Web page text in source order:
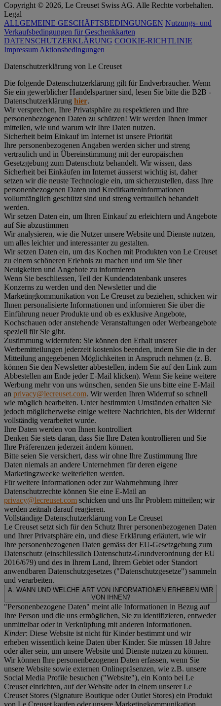
Copyright © 2026, Le Creuset Swiss AG. Alle Rechte vorbehalten.
Legal
ALLGEMEINE GESCHÄFTSBEDINGUNGEN Nutzungs- und
Verkaufsbedingungen für Geschenkkarten
DATENSCHUTZERKLÄRUNG COOKIE-RICHTLINIE
Impressum Aktionsbedingungen
Datenschutz­erklärung von Le Creuset
Die folgende Datenschutzerklärung gilt für Endverbraucher. Wenn
Sie ein gewerblicher Handelspartner sind, lesen Sie bitte die B2B -
Datenschutzerklärung hier.
Wir versprechen, Ihre Privatsphäre zu respektieren und Ihre
personenbezogenen Daten zu schützen! Wir werden Ihnen immer
mitteilen, wie und warum wir Ihre Daten nutzen.
Sicherheit beim Einkauf im Internet ist unsere Priorität
Ihre personenbezogenen Angaben werden sicher und streng
vertraulich und in Übereinstimmung mit der europäischen
Gesetzgebung zum Datenschutz behandelt. Wir wissen, dass
Sicherheit bei Einkäufen im Internet äusserst wichtig ist, daher
setzen wir die neuste Technologie ein, um sicherzustellen, dass Ihre
personenbezogenen Daten und Kreditkarteninformationen
vollumfänglich geschützt sind und streng vertraulich behandelt
werden.
Wir setzen Daten ein, um Ihren Einkauf zu erleichtern und Angebote
auf Sie abzustimmen
Wir analysieren, wie die Nutzer unsere Website und Dienste nutzen,
um alles leichter und interessanter zu gestalten.
Wir setzen Daten ein, um das Kochen mit Produkten von Le Creuset
zu einem schöneren Erlebnis zu machen und um Sie über
Neuigkeiten und Angebote zu informieren
Wenn Sie beschliessen, Teil der Kundendatenbank unseres
Konzerns zu werden und den Newsletter und die
Marketingkommunikation von Le Creuset zu beziehen, schicken wir
Ihnen personalisierte Informationen und informieren Sie über die
Einführung neuer Produkte und ob es exklusive Angebote,
Kochschauen oder anstehende Veranstaltungen oder Werbeangebote
speziell für Sie gibt.
Zustimmung widerrufen: Sie können den Erhalt unserer
Werbemitteilungen jederzeit kostenlos beenden, indem Sie die in der
Mitteilung angegebenen Möglichkeiten in Anspruch nehmen (z. B.
können Sie den Newsletter abbestellen, indem Sie auf den Link zum
Abbestellen am Ende jeder E-Mail klicken). Wenn Sie keine weitere
Werbung mehr von uns wünschen, senden Sie uns bitte eine E-Mail
an privacy@lecreuset.com. Wir werden Ihren Widerruf so schnell
wie möglich bearbeiten. Unter bestimmten Umständen erhalten Sie
jedoch möglicherweise einige weitere Nachrichten, bis der Widerruf
vollständig verarbeitet wurde.
Ihre Daten werden von Ihnen kontrolliert
Denken Sie stets daran, dass Sie Ihre Daten kontrollieren und Sie
Ihre Präferenzen jederzeit ändern können.
Bitte seien Sie versichert, dass wir ohne Ihre Zustimmung Ihre
Daten niemals an andere Unternehmen für deren eigene
Marketingzwecke weiterleiten werden.
Für weitere Informationen oder zur Wahrnehmung Ihrer
Datenschutzrechte können Sie eine E-Mail an
privacy@lecreuset.com schicken und uns Ihr Problem mitteilen; wir
werden zeitnah darauf reagieren.
Vollständige Datenschutzerklärung von Le Creuset
Le Creuset setzt sich für den Schutz Ihrer personenbezogenen Daten
und Ihrer Privatsphäre ein, und diese Erklärung erläutert, wie wir
Ihre personenbezogenen Daten gemäss der EU-Gesetzgebung zum
Datenschutz (einschliesslich Datenschutz-Grundverordnung der EU
2016/679) und des in Ihrem Land, Ihrem Gebiet oder Standort
anwendbaren Datenschutzgesetzes ("Datenschutzgesetze") sammeln
und verarbeiten.
A. WANN UND WELCHE ART VON INFORMATIONEN ERHEBEN WIR
VON IHNEN?
"Personenbezogene Daten" meint alle Informationen in Bezug auf
Ihre Person und die uns ermöglichen, Sie zu identifizieren, entweder
unmittelbar oder in Verknüpfung mit anderen Informationen.
Kinder: Diese Website ist nicht für Kinder bestimmt und wir
erheben wissentlich keine Daten über Kinder. Sie müssen 18 Jahre
oder älter sein, um unsere Website und Dienste nutzen zu können.
Wir können Ihre personenbezogenen Daten erfassen, wenn Sie
unsere Website sowie externen Onlinepräsenzen, wie z.B. unsere
Social Media Profile besuchen ("Website"), ein Konto bei Le
Creuset einrichten, auf der Website oder in einem unserer Le
Creuset Stores (Signature Boutique oder Outlet Stores) ein Produkt
von Le Creuset kaufen oder unsere Marketingkommunikation